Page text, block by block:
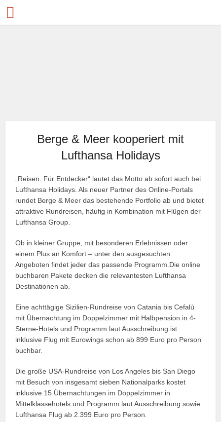
Berge & Meer kooperiert mit
Lufthansa Holidays
„Reisen. Für Entdecker“ lautet das Motto ab sofort auch bei
Lufthansa Holidays. Als neuer Partner des Online-Portals
rundet Berge & Meer das bestehende Portfolio ab und bietet
attraktive Rundreisen, häufig in Kombination mit Flügen der
Lufthansa Group.
Ob in kleiner Gruppe, mit besonderen Erlebnissen oder
einem Plus an Komfort – unter den ausgesuchten
Angeboten findet jeder das passende Programm.Die online
buchbaren Pakete decken die relevantesten Lufthansa
Destinationen ab.
Eine achttägige Sizilien-Rundreise von Catania bis Cefalù
mit Übernachtung im Doppelzimmer mit Halbpension in 4-
Sterne-Hotels und Programm laut Ausschreibung ist
inklusive Flug mit Eurowings schon ab 899 Euro pro Person
buchbar.
Die große USA-Rundreise von Los Angeles bis San Diego
mit Besuch von insgesamt sieben Nationalparks kostet
inklusive 15 Übernachtungen im Doppelzimmer in
Mittelklassehotels und Programm laut Ausschreibung sowie
Lufthansa Flug ab 2.399 Euro pro Person.